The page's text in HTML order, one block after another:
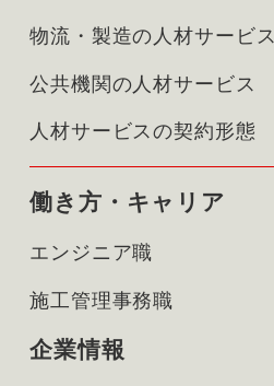
物流・製造の人材サービス
公共機関の人材サービス
人材サービスの契約形態
働き方・キャリア
エンジニア職
施工管理事務職
企業情報